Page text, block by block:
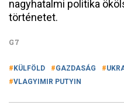
nagyhatalmi politika
történetet.
G7
KÜLFÖLD GAZDASÁG
VLAGYIMIR PUTYIN